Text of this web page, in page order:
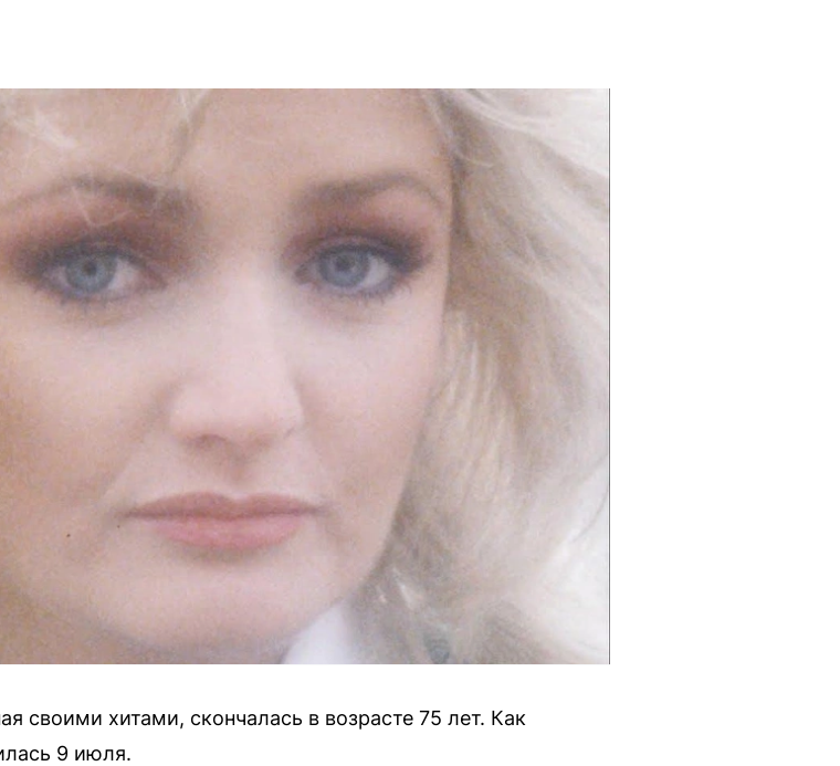
своими хитами, скончалась в возрасте 75 лет. Как
9 июля.